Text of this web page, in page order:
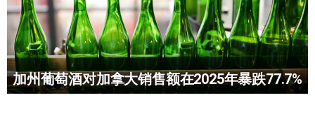
加州葡萄酒对加拿大销售额在2025年暴跌77.7%